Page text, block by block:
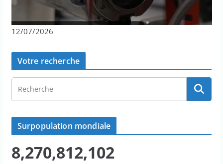
12/07/2026
Votre recherche
Surpopulation mondiale
8,270,812,102